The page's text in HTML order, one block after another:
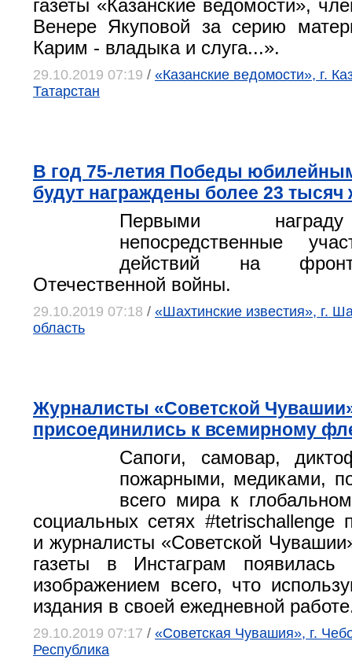
газеты «Казанские ведомости»,
Венере Якуповой за серию
Карим - владыка и слуга...».
29.10.2019 07:19 / «Казанские ведомости», г.
Татарстан
В год 75-летия Победы
будут награждены более 23 тысяч
Первыми
непосредственные
действий на
Отечественной войны.
29.10.2019 07:18 / «Шахтинские известия», г.
область
Журналисты «Советской
присоединились к всемирному
Сапоги, самовар,
пожарными, медиками,
всего мира к
социальных сетях #tetrischallenge
и журналисты «Советской
газеты в Инстаграм
изображением всего, что
издания в своей ежедневной
29.10.2019 07:17 / «Советская Чувашия», г.
Республика